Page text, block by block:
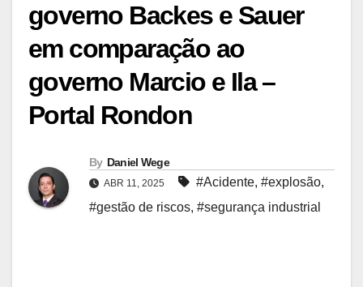
governo Backes e Sauer
em comparação ao
governo Marcio e Ila –
Portal Rondon
By Daniel Wege
ABR 11, 2025 #Acidente, #explosão,
#gestão de riscos, #segurança industrial